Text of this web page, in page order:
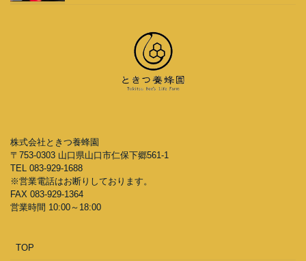
株式会社ときつ養蜂園
〒753-0303 山口県山口市仁保下郷561-1
TEL 083-929-1688
※営業電話はお断りしております。
FAX 083-929-1364
営業時間 10:00～18:00
TOP